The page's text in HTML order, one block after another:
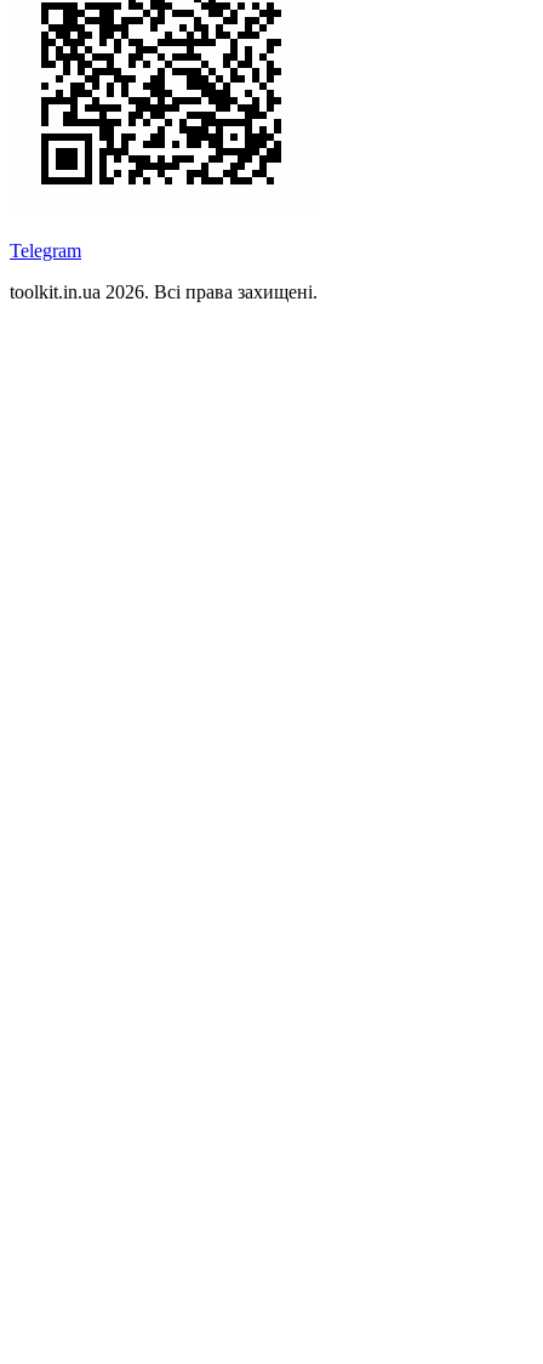
Telegram
toolkit.in.ua 2026. Всі права захищені.